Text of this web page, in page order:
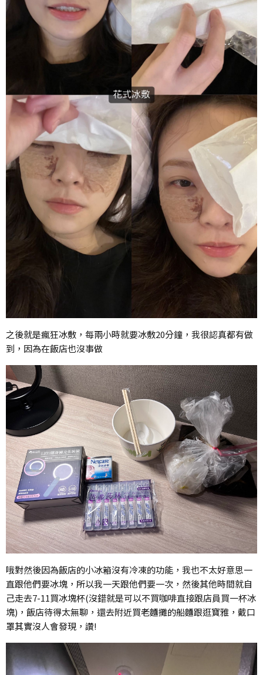
之後就是瘋狂冰敷，每兩小時就要冰敷20分鐘，我很認真都有做
到，因為在飯店也沒事做
哦對然後因為飯店的小冰箱沒有冷凍的功能，我也不太好意思一
直跟他們要冰塊，所以我一天跟他們要一次，然後其他時間就自
己走去7-11買冰塊杯(沒錯就是可以不買咖啡直接跟店員買一杯冰
塊)，飯店待得太無聊，還去附近買老麵攤的船麵跟逛寶雅，戴口
罩其實沒人會發現，讚!